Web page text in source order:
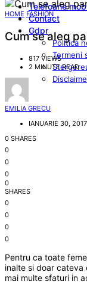
Telefoane
Contact
Gdpr
Politica
Termeni
HOME FASHION
Cum se aleg
817 VIEWS
2 MINUTE READ
EMILIA GRECU
IANUARIE 30, 2017
0 SHARES
0
0
0
0
SHARES
0
0
0
0
Pentru ca toate
inalte si doar cateva
mai multe sfaturi in